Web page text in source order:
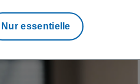
Nur essentielle